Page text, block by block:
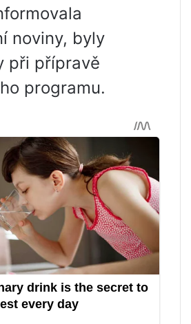
noviny, byly
při přípravě
programu.